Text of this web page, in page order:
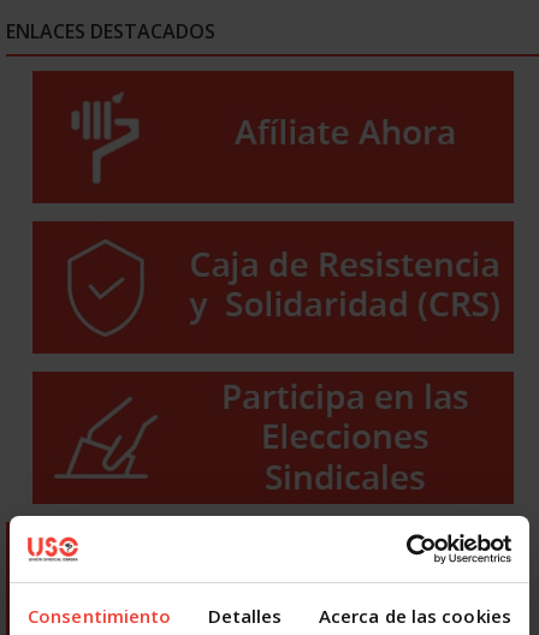
Consentimiento Detalles Acerca de las cookies
ENLACES DESTACADOS